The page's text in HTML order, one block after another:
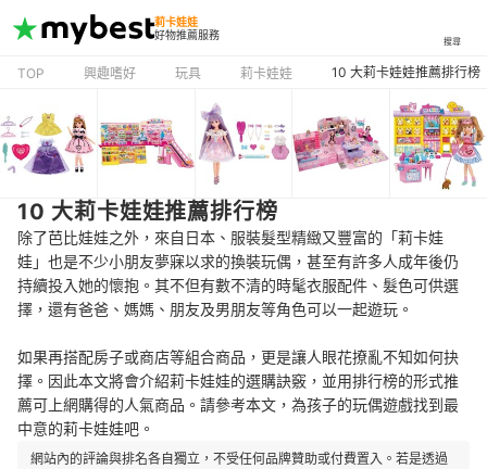
莉卡娃娃
好物推薦服務
搜尋
TOP 興趣嗜好 玩具 莉卡娃娃 10 大莉卡娃娃推薦排行榜
10 大莉卡娃娃推薦排行榜
除了芭比娃娃之外，來自日本、服裝髮型精緻又豐富的「莉卡娃
娃」也是不少小朋友夢寐以求的換裝玩偶，甚至有許多人成年後仍
持續投入她的懷抱。其不但有數不清的時髦衣服配件、髮色可供選
擇，還有爸爸、媽媽、朋友及男朋友等角色可以一起遊玩。
如果再搭配房子或商店等組合商品，更是讓人眼花撩亂不知如何抉
擇。因此本文將會介紹莉卡娃娃的選購訣竅，並用排行榜的形式推
薦可上網購得的人氣商品。請參考本文，為孩子的玩偶遊戲找到最
中意的莉卡娃娃吧。
網站內的評論與排名各自獨立，不受任何品牌贊助或付費置入。若是透過